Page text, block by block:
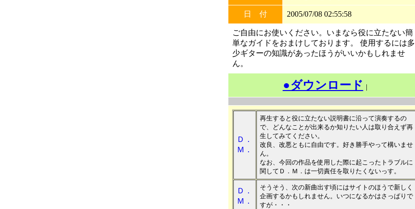
日 付 2005/07/08 02:55:58
ご自由にお使いください。いまなら役に立たない簡
単なガイドをおまけしております。 使用するには多
少ギターの知識があったほうがいいかもしれませ
ん。
●ダウンロード ｜
Ｄ．
Ｍ．
再生すると役に立たない説明書に沿って演奏するの
で、どんなことが出来るか知りたい人は取り合えず再
生してみてください。
改良、改悪ともに自由です。好き勝手やって構いませ
ん。
なお、今回の作品を使用した際に起こったトラブルに
関してＤ．Ｍ．は一切責任を取りたくないっす。
Ｄ．
Ｍ．
そうそう、次の新曲出す頃にはサイトのほうで新しく
企画するかもしれません。いつになるかはさっぱりで
すが・・・